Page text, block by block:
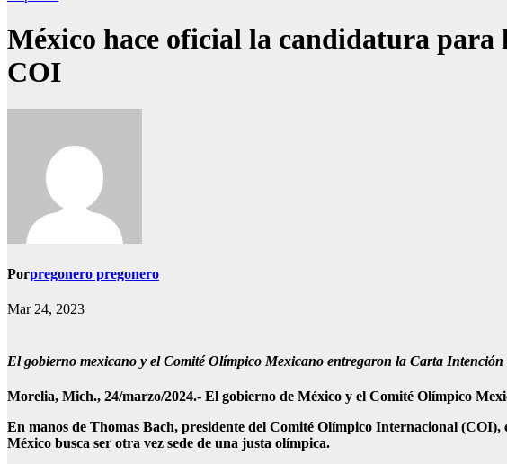
México hace oficial la candidatura
COI
Porpregonero pregonero
Mar 24, 2023
El gobierno mexicano y el Comité Olímpico Mexicano entregaron la Carta
Morelia, Mich., 24/marzo/2024.- El gobierno de México y el Comité Olímpico
En manos de Thomas Bach, presidente del Comité Olímpico Internacional
México busca ser otra vez sede de una justa olímpica.